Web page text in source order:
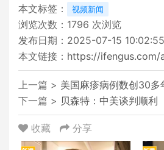
本文标签：
视频新闻
浏览次数： 1796 次浏览
发布日期：2025-07-15 10:02:55
本文链接： https://ifengus.com/
上一篇 > 美国麻疹病例数创30多
下一篇 > 贝森特：中美谈判顺利
收藏 分享